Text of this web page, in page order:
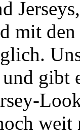
mit
gibt